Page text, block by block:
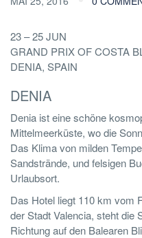
23 – 25 JUN
GRAND PRIX OF COSTA
DENIA, SPAIN
DENIA
Denia ist eine schöne
Mittelmeerküste, wo die
Das Klima von milden
Sandstrände, und felsigen
Urlaubsort.
Das Hotel liegt 110 km vom
der Stadt Valencia, steht die
Richtung auf den Balearen